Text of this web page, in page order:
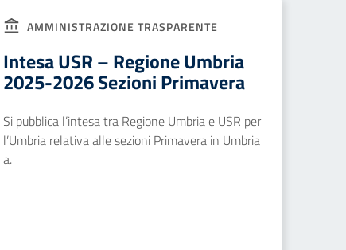
AMMINISTRAZIONE TRASPARENTE
Intesa USR – Regione Umbria
2025-2026 Sezioni Primavera
Si pubblica l’intesa tra Regione Umbria e USR per
l’Umbria relativa alle sezioni Primavera in Umbria
a.